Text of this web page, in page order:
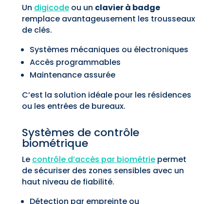
Un digicodeou un clavier à badge
remplace avantageusement les trousseaux
de clés.
Systèmes mécaniques ou électroniques
Accès programmables
Maintenance assurée
C’est la solution idéale pour les résidences
ou les entrées de bureaux.
Systèmes de contrôle
biométrique
Le contrôle d’accès par biométriepermet
de sécuriser des zones sensibles avec un
haut niveau de fiabilité.
Détection par empreinte ou